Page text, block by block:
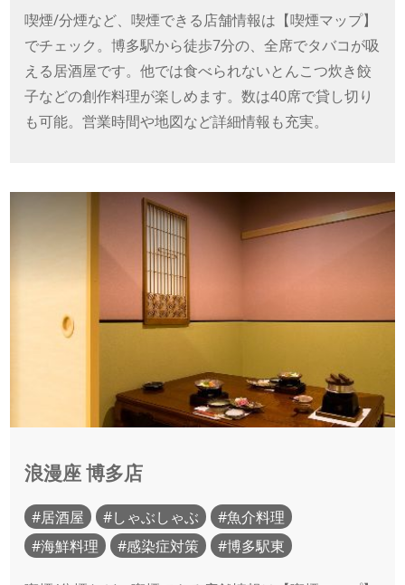
喫煙/分煙など、喫煙できる店舗情報は【喫煙マップ】
でチェック。博多駅から徒歩7分の、全席でタバコが吸
える居酒屋です。他では食べられないとんこつ炊き餃
子などの創作料理が楽しめます。数は40席で貸し切り
も可能。営業時間や地図など詳細情報も充実。
浪漫座 博多店
居酒屋 しゃぶしゃぶ
魚介料理
海鮮料理
感染症対策 博多駅東